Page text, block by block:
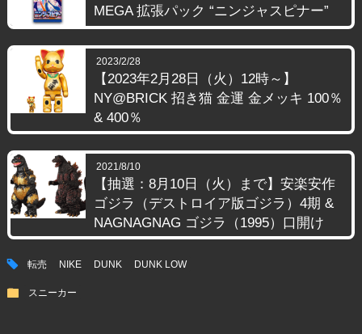
MEGA 拡張パック “ニンジャスピナー”
2023/2/28
【2023年2月28日（火）12時～】
NY@BRICK 招き猫 金運 金メッキ 100％
& 400％
2021/8/10
【抽選：8月10日（火）まで】安楽安作
ゴジラ（デストロイア版ゴジラ）4期 &
NAGNAGNAG ゴジラ（1995）口開け
tag 転売 NIKE DUNK DUNK LOW
folder スニーカー